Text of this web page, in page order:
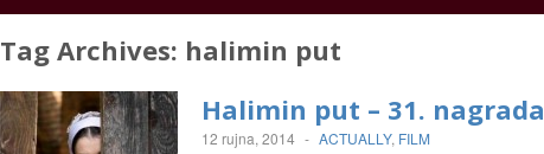
Tag Archives: halimin put
Halimin put – 31. nagrada
12 rujna, 2014 - ACTUALLY, FILM